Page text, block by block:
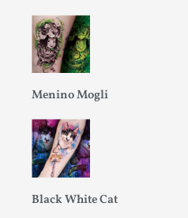
Menino Mogli
Black White Cat